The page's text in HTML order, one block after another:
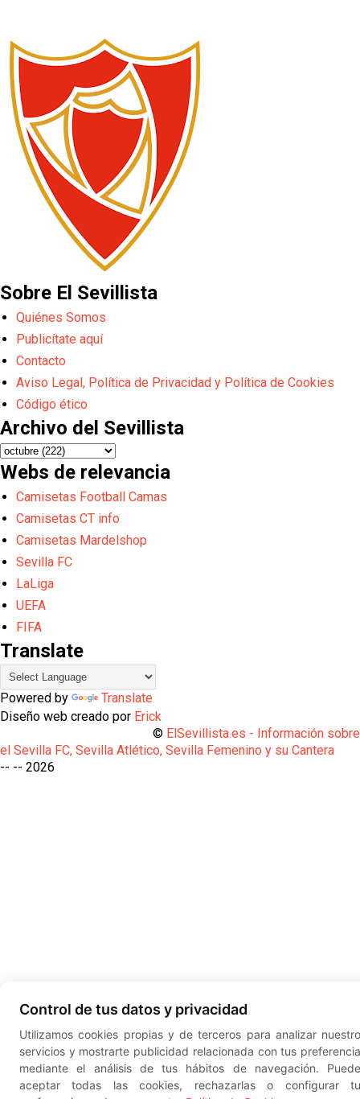
Sobre El Sevillista
Quiénes Somos
Publicítate aquí
Contacto
Aviso Legal, Política de Privacidad y Política de Cookies
Código ético
Archivo del Sevillista
Webs de relevancia
Camisetas Football Camas
Camisetas CT info
Camisetas Mardelshop
Sevilla FC
LaLiga
UEFA
FIFA
Translate
Powered by
Translate
Diseño web creado por Erick
© ElSevillista.es - Información sobre
el Sevilla FC, Sevilla Atlético, Sevilla Femenino y su Cantera
-- --
Control de tus datos y privacidad
Utilizamos cookies propias y de terceros para analizar
servicios y mostrarte publicidad relacionada con tus
mediante el análisis de tus hábitos de navegación.
aceptar todas las cookies, rechazarlas o configurar
2026